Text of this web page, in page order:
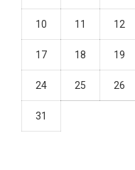
10 11 12
17 18 19
24 25 26
31